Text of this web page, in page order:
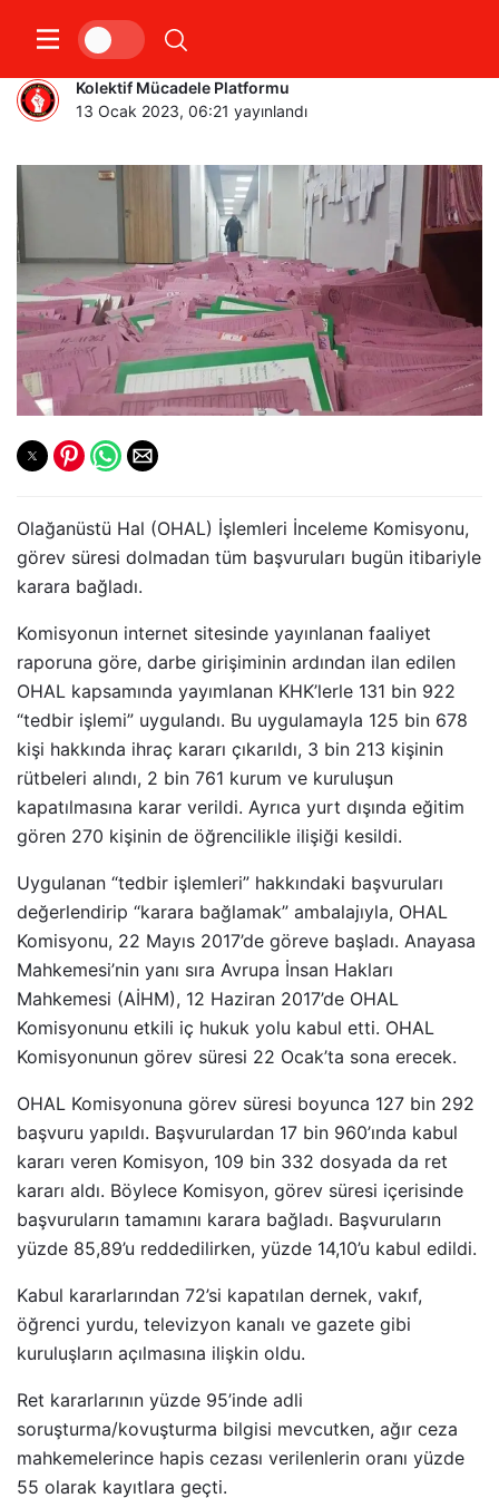
OHAL KOMİSYONU KARARLAR
Kolektif Mücadele Platformu
13 Ocak 2023, 06:21 yayınlandı
Olağanüstü Hal (OHAL) İşlemleri İnceleme Komisyonu,
görev süresi dolmadan tüm başvuruları bugün itibariyle
karara bağladı.
Komisyonun internet sitesinde yayınlanan faaliyet
raporuna göre, darbe girişiminin ardından ilan edilen
OHAL kapsamında yayımlanan KHK’lerle 131 bin 922
“tedbir işlemi” uygulandı. Bu uygulamayla 125 bin 678
kişi hakkında ihraç kararı çıkarıldı, 3 bin 213 kişinin
rütbeleri alındı, 2 bin 761 kurum ve kuruluşun
kapatılmasına karar verildi. Ayrıca yurt dışında eğitim
gören 270 kişinin de öğrencilikle ilişiği kesildi.
Uygulanan “tedbir işlemleri” hakkındaki başvuruları
değerlendirip “karara bağlamak” ambalajıyla, OHAL
Komisyonu, 22 Mayıs 2017’de göreve başladı. Anayasa
Mahkemesi’nin yanı sıra Avrupa İnsan Hakları
Mahkemesi (AİHM), 12 Haziran 2017’de OHAL
Komisyonunu etkili iç hukuk yolu kabul etti. OHAL
Komisyonunun görev süresi 22 Ocak’ta sona erecek.
OHAL Komisyonuna görev süresi boyunca 127 bin 292
başvuru yapıldı. Başvurulardan 17 bin 960’ında kabul
kararı veren Komisyon, 109 bin 332 dosyada da ret
kararı aldı. Böylece Komisyon, görev süresi içerisinde
başvuruların tamamını karara bağladı. Başvuruların
yüzde 85,89’u reddedilirken, yüzde 14,10’u kabul edildi.
Kabul kararlarından 72’si kapatılan dernek, vakıf,
öğrenci yurdu, televizyon kanalı ve gazete gibi
kuruluşların açılmasına ilişkin oldu.
Ret kararlarının yüzde 95’inde adli
soruşturma/kovuşturma bilgisi mevcutken, ağır ceza
mahkemelerince hapis cezası verilenlerin oranı yüzde
55 olarak kayıtlara geçti.